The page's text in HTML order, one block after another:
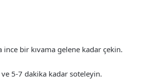
bir kıvama gelene kadar çekin.
ve 5-7 dakika kadar soteleyin.